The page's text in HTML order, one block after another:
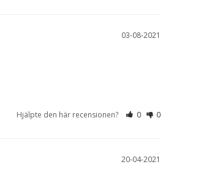
03-08-2021
Hjälpte den här recensionen? 0 0
20-04-2021